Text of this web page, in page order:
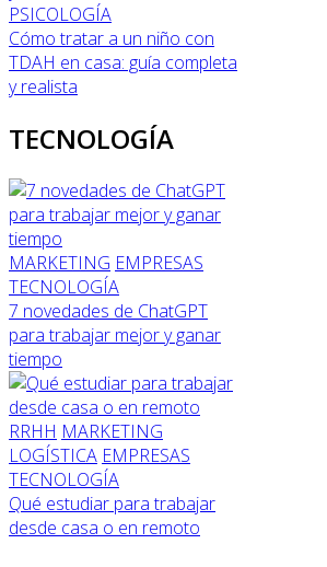
PSICOLOGÍA
Cómo tratar a un niño con
TDAH en casa: guía completa
y realista
TECNOLOGÍA
MARKETING EMPRESAS
TECNOLOGÍA
7 novedades de ChatGPT
para trabajar mejor y ganar
tiempo
RRHH MARKETING
LOGÍSTICA EMPRESAS
TECNOLOGÍA
Qué estudiar para trabajar
desde casa o en remoto